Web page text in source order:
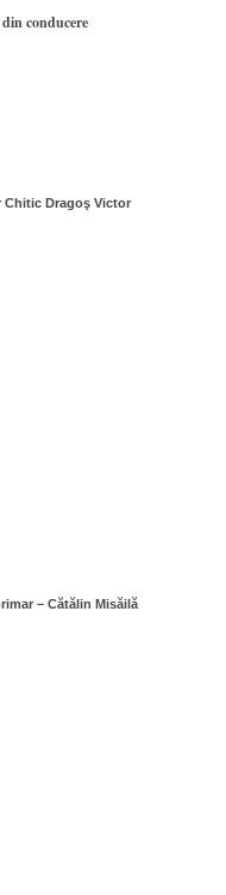
conducere
Chitic Dragoş Victor
– Cătălin Misăilă